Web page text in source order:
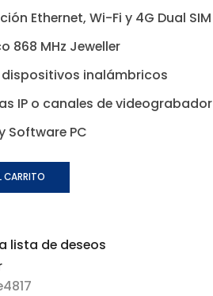
Ethernet, Wi-Fi y 4G Dual SIM
868 MHz Jeweller
inalámbricos
IP o canales de videograbador
Software PC
CARRITO
lista de deseos